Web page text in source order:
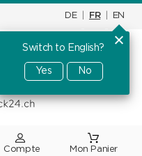
DE FR EN
Switch to English?
Yes No